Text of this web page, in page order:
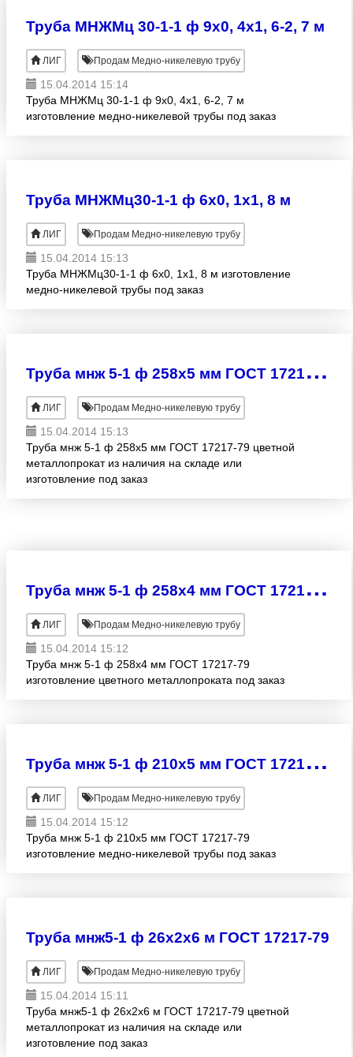
Труба МНЖМц 30-1-1 ф 9х0, 4х1, 6-2, 7 м
ЛИГ Продам Медно-никелевую трубу
15.04.2014 15:14
Труба МНЖМц 30-1-1 ф 9х0, 4х1, 6-2, 7 м
изготовление медно-никелевой трубы под заказ
Труба МНЖМц30-1-1 ф 6х0, 1х1, 8 м
ЛИГ Продам Медно-никелевую трубу
15.04.2014 15:13
Труба МНЖМц30-1-1 ф 6х0, 1х1, 8 м изготовление
медно-никелевой трубы под заказ
Т
руба мнж 5-1 ф 258х5 мм ГОСТ 17217-79
ЛИГ Продам Медно-никелевую трубу
15.04.2014 15:13
Труба мнж 5-1 ф 258х5 мм ГОСТ 17217-79 цветной
металлопрокат из наличия на складе или
изготовление под заказ
Т
руба мнж 5-1 ф 258х4 мм ГОСТ 17217-79
ЛИГ Продам Медно-никелевую трубу
15.04.2014 15:12
Труба мнж 5-1 ф 258х4 мм ГОСТ 17217-79
изготовление цветного металлопроката под заказ
Т
руба мнж 5-1 ф 210х5 мм ГОСТ 17217-79
ЛИГ Продам Медно-никелевую трубу
15.04.2014 15:12
Труба мнж 5-1 ф 210х5 мм ГОСТ 17217-79
изготовление медно-никелевой трубы под заказ
Труба мнж5-1 ф 26х2х6 м ГОСТ 17217-79
ЛИГ Продам Медно-никелевую трубу
15.04.2014 15:11
Труба мнж5-1 ф 26х2х6 м ГОСТ 17217-79 цветной
металлопрокат из наличия на складе или
изготовление под заказ